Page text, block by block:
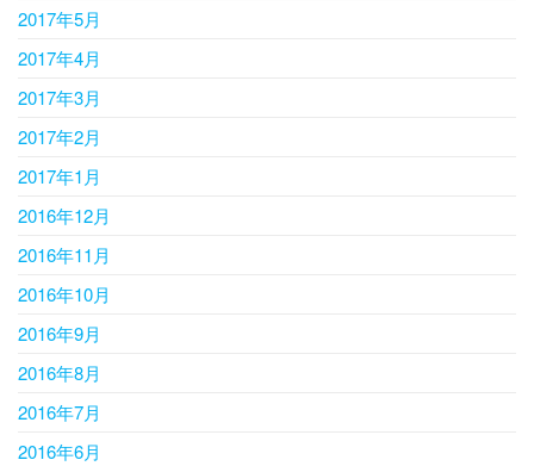
2017年5月
2017年4月
2017年3月
2017年2月
2017年1月
2016年12月
2016年11月
2016年10月
2016年9月
2016年8月
2016年7月
2016年6月